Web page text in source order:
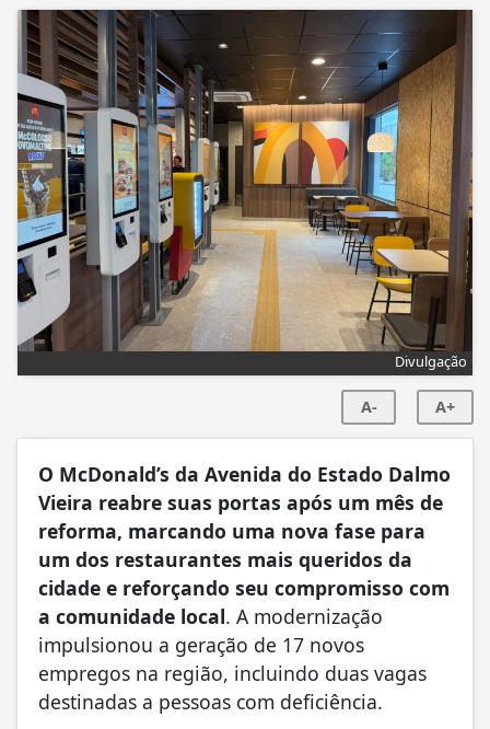
Divulgação
A- A+
O McDonald’s da Avenida do Estado Dalmo
Vieira reabre suas portas após um mês de
reforma, marcando uma nova fase para
um dos restaurantes mais queridos da
cidade e reforçando seu compromisso com
a comunidade local. A modernização
impulsionou a geração de 17 novos
empregos na região, incluindo duas vagas
destinadas a pessoas com deficiência.